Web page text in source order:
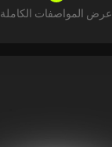
عرض المواصفات الكاملة